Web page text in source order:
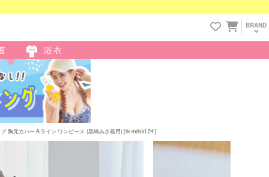
BRAND
浴衣
胸元カバー Aライン ワンピース (黒崎みさ着用) [tk-mdsk124]